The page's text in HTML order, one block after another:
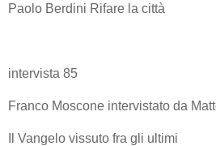
Paolo Berdini Rifare la città
intervista 85
Franco Moscone intervistato da
Il Vangelo vissuto fra gli ultimi